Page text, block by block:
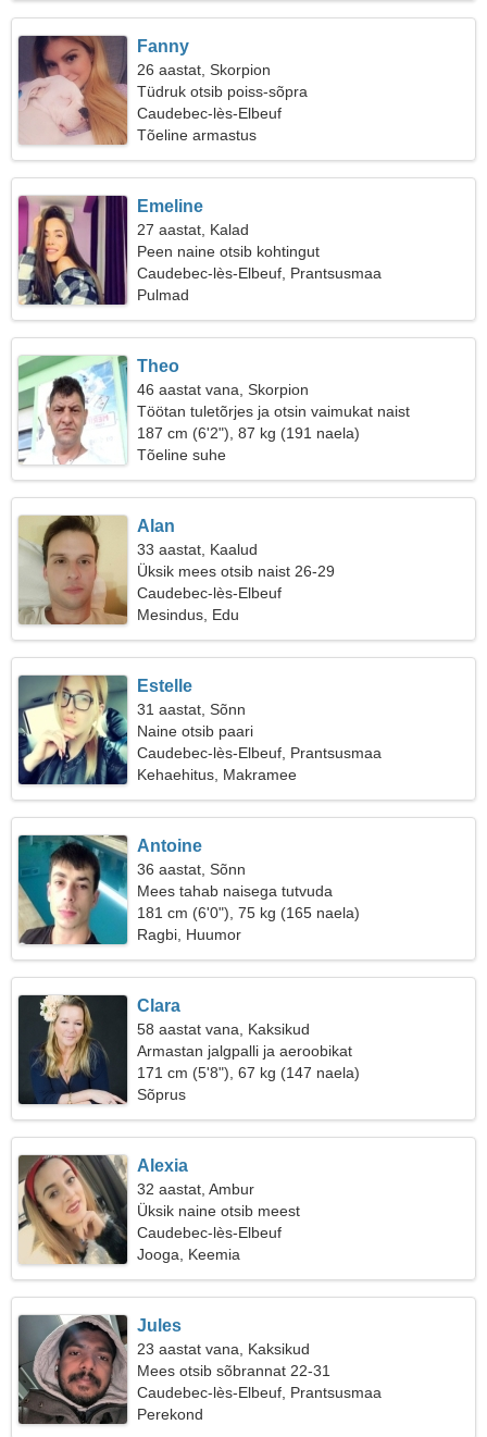
Fanny
26 aastat, Skorpion
Tüdruk otsib poiss-sõpra
Caudebec-lès-Elbeuf
Tõeline armastus
Emeline
27 aastat, Kalad
Peen naine otsib kohtingut
Caudebec-lès-Elbeuf, Prantsusmaa
Pulmad
Theo
46 aastat vana, Skorpion
Töötan tuletõrjes ja otsin vaimukat naist
187 cm (6'2"), 87 kg (191 naela)
Tõeline suhe
Alan
33 aastat, Kaalud
Üksik mees otsib naist 26-29
Caudebec-lès-Elbeuf
Mesindus, Edu
Estelle
31 aastat, Sõnn
Naine otsib paari
Caudebec-lès-Elbeuf, Prantsusmaa
Kehaehitus, Makramee
Antoine
36 aastat, Sõnn
Mees tahab naisega tutvuda
181 cm (6'0"), 75 kg (165 naela)
Ragbi, Huumor
Clara
58 aastat vana, Kaksikud
Armastan jalgpalli ja aeroobikat
171 cm (5'8"), 67 kg (147 naela)
Sõprus
Alexia
32 aastat, Ambur
Üksik naine otsib meest
Caudebec-lès-Elbeuf
Jooga, Keemia
Jules
23 aastat vana, Kaksikud
Mees otsib sõbrannat 22-31
Caudebec-lès-Elbeuf, Prantsusmaa
Perekond